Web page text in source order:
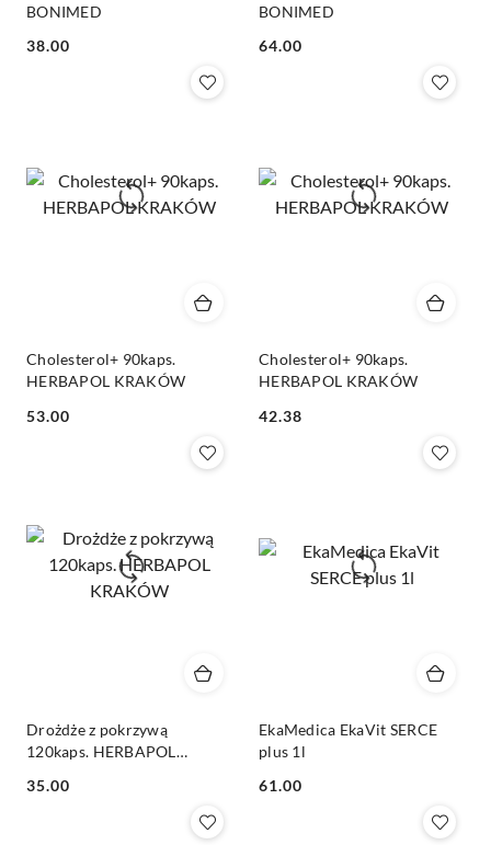
BONIMED
Cena:
38.00
BONIMED
Cena:
64.00
Cholesterol+ 90kaps.
HERBAPOL KRAKÓW
Cena:
53.00
Cholesterol+ 90kaps.
HERBAPOL KRAKÓW
Cena:
42.38
Drożdże z pokrzywą
120kaps. HERBAPOL
Cena:
35.00
EkaMedica EkaVit SERCE
plus 1l
Cena:
61.00